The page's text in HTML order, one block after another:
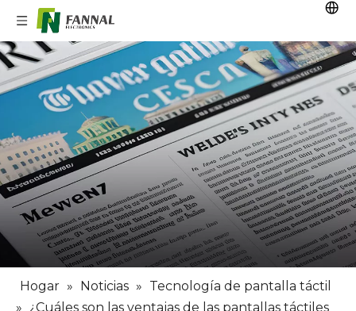
Hogar » Noticias » Tecnología de pantalla táctil
» ¿Cuáles son las ventajas de las pantallas táctiles